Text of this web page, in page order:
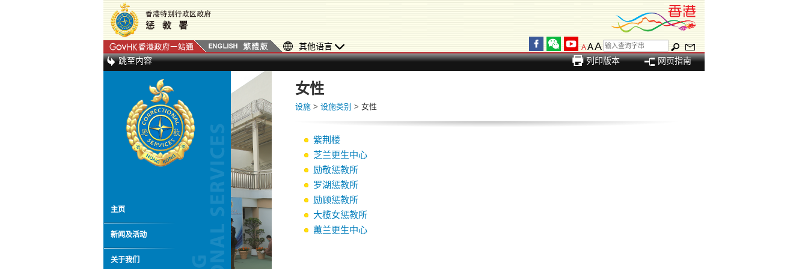
其他语言 AAA
跳至内容 列印版本 网页指南
主页
新闻及活动
关于我们
女性
设施 > 设施类别 > 女性
紫荆楼
芝兰更生中心
励敬惩教所
罗湖惩教所
励顾惩教所
大榄女惩教所
蕙兰更生中心